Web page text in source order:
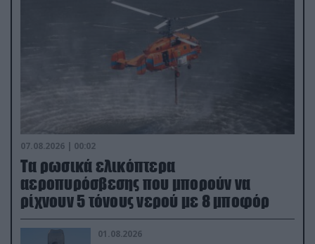
07.08.2026 | 00:02
Τα ρωσικά ελικόπτερα
αεροπυρόσβεσης που μπορούν να
ρίχνουν 5 τόνους νερού με 8 μποφόρ
01.08.2026